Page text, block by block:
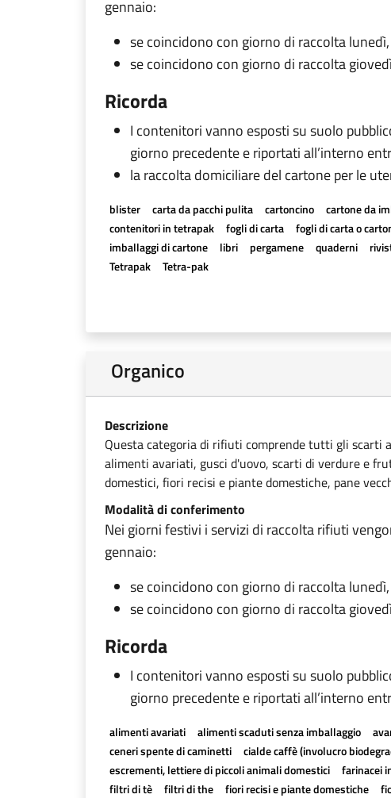
gennaio:
se coincidono con giorno di raccolta
se coincidono con giorno di raccolta
Ricorda
I contenitori vanno esposti su suolo
giorno precedente e riportati all’interno
la raccolta domiciliare del cartone per le
blister carta da pacchi pulita cartoncino cartone da
contenitori in tetrapak
fogli di carta fogli di carta o
imballaggi di cartone
libri pergamene quaderni
Tetrapak
Tetra-pak
Organico
Descrizione
Questa categoria di rifiuti comprende tutti gli scarti
alimenti avariati, gusci d'uovo, scarti di verdure e
domestici, fiori recisi e piante domestiche, pane
Modalità di conferimento
Nei giorni festivi i servizi di raccolta rifiuti
gennaio:
se coincidono con giorno di raccolta
se coincidono con giorno di raccolta
Ricorda
I contenitori vanno esposti su suolo
giorno precedente e riportati all’interno
alimenti avariati alimenti scaduti senza imballaggio
ceneri spente di caminetti
cialde caffè (involucro
escrementi, lettiere di piccoli animali domestici
farinacei
filtri di tè
filtri di the fiori recisi e piante domestiche